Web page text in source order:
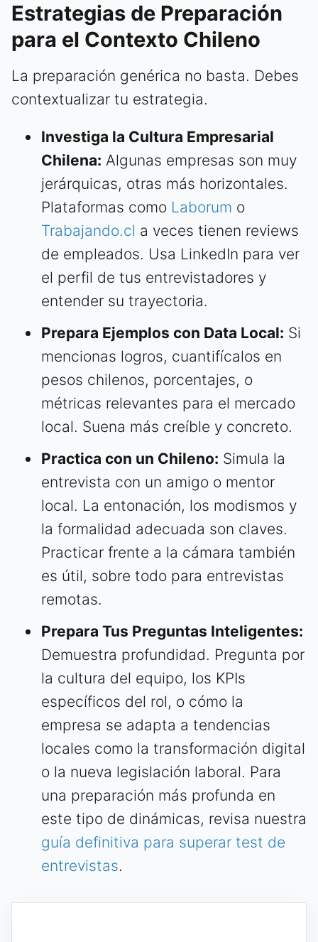
Estrategias de Preparación
para el Contexto Chileno
La preparación genérica no basta. Debes
contextualizar tu estrategia.
Investiga la Cultura Empresarial
Chilena: Algunas empresas son muy
jerárquicas, otras más horizontales.
Plataformas como Laborum o
Trabajando.cl a veces tienen reviews
de empleados. Usa LinkedIn para ver
el perfil de tus entrevistadores y
entender su trayectoria.
Prepara Ejemplos con Data Local: Si
mencionas logros, cuantifícalos en
pesos chilenos, porcentajes, o
métricas relevantes para el mercado
local. Suena más creíble y concreto.
Practica con un Chileno: Simula la
entrevista con un amigo o mentor
local. La entonación, los modismos y
la formalidad adecuada son claves.
Practicar frente a la cámara también
es útil, sobre todo para entrevistas
remotas.
Prepara Tus Preguntas Inteligentes:
Demuestra profundidad. Pregunta por
la cultura del equipo, los KPIs
específicos del rol, o cómo la
empresa se adapta a tendencias
locales como la transformación digital
o la nueva legislación laboral. Para
una preparación más profunda en
este tipo de dinámicas, revisa nuestra
guía definitiva para superar test de
entrevistas.